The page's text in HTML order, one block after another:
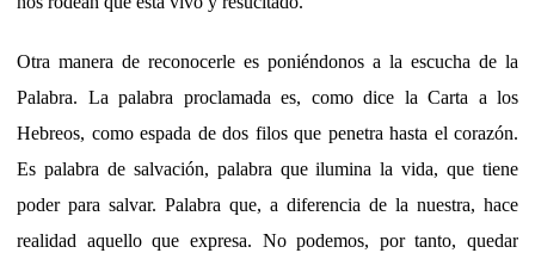
Otra manera de reconocerle es poniéndonos a la escucha de la
Palabra. La palabra proclamada es, como dice la Carta a los
Hebreos, como espada de dos filos que penetra hasta el corazón.
Es palabra de salvación, palabra que ilumina la vida, que tiene
poder para salvar. Palabra que, a diferencia de la nuestra, hace
realidad aquello que expresa. No podemos, por tanto, quedar